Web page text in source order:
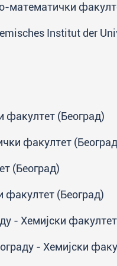
математички
Institut der
факултет (Београд)
факултет
(Београд)
факултет (Београд)
- Хемијски
- Хемијски